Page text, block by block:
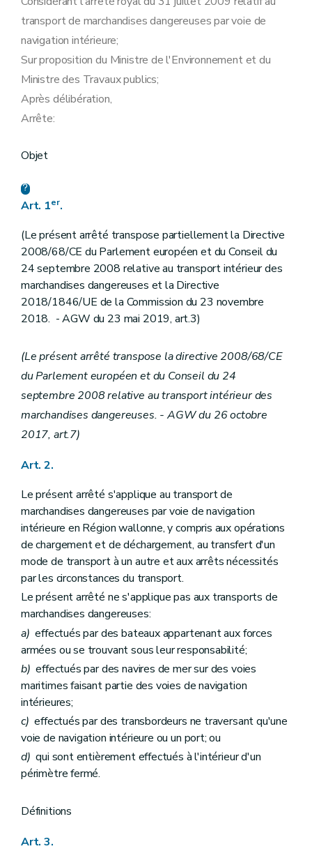
transport de marchandises dangereuses par voie de
navigation intérieure;
Sur proposition du Ministre de l'Environnement et du
Ministre des Travaux publics;
Après délibération,
Arrête:
Objet
Art. 1er.
(Le présent arrêté transpose partiellement la Directive
2008/68/CE du Parlement européen et du Conseil du
24 septembre 2008 relative au transport intérieur des
marchandises dangereuses et la Directive
2018/1846/UE de la Commission du 23 novembre
2018. - AGW du 23 mai 2019, art.3)
(Le présent arrêté transpose la directive 2008/68/CE
du Parlement européen et du Conseil du 24
septembre 2008 relative au transport intérieur des
marchandises dangereuses. - AGW du 26 octobre
2017, art.7)
Art. 2.
Le présent arrêté s'applique au transport de
marchandises dangereuses par voie de navigation
intérieure en Région wallonne, y compris aux opérations
de chargement et de déchargement, au transfert d'un
mode de transport à un autre et aux arrêts nécessités
par les circonstances du transport.
Le présent arrêté ne s'applique pas aux transports de
marchandises dangereuses:
a) effectués par des bateaux appartenant aux forces
armées ou se trouvant sous leur responsabilité;
b) effectués par des navires de mer sur des voies
maritimes faisant partie des voies de navigation
intérieures;
c) effectués par des transbordeurs ne traversant qu'une
voie de navigation intérieure ou un port; ou
d) qui sont entièrement effectués à l'intérieur d'un
périmètre fermé.
Définitions
Art. 3.